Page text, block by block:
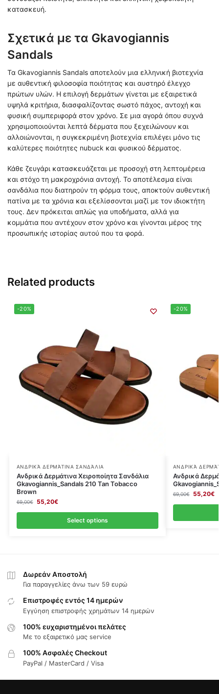
κατασκευή.
Σχετικά με τα Gkavogiannis
Sandals
Τα Gkavogiannis Sandals αποτελούν μια ελληνική βιοτεχνία
με αυθεντική φιλοσοφία ποιότητας και αυστηρό έλεγχο
πρώτων υλών. Η επιλογή δερμάτων γίνεται με εξαιρετικά
υψηλά κριτήρια, διασφαλίζοντας σωστό πάχος, αντοχή και
φυσική συμπεριφορά στον χρόνο. Σε μια αγορά όπου συχνά
χρησιμοποιούνται λεπτά δέρματα που ξεχειλώνουν και
αλλοιώνονται, η συγκεκριμένη βιοτεχνία επιλέγει μόνο τις
καλύτερες ποιότητες nubuck και φυσικού δέρματος.
Κάθε ζευγάρι κατασκευάζεται με προσοχή στη λεπτομέρεια
και στόχο τη μακροχρόνια αντοχή. Το αποτέλεσμα είναι
σανδάλια που διατηρούν τη φόρμα τους, αποκτούν αυθεντική
πατίνα με τα χρόνια και εξελίσσονται μαζί με τον ιδιοκτήτη
τους. Δεν πρόκειται απλώς για υποδήματα, αλλά για
κομμάτια που αντέχουν στον χρόνο και γίνονται μέρος της
προσωπικής ιστορίας αυτού που τα φορά.
Related products
-20%
ΑΝΔΡΙΚΆ ΔΕΡΜΆΤΙΝΑ ΣΑΝΔΆΛΙΑ
Ανδρικά Δερμάτινα Χειροποίητα Σανδάλια
Gkavogiannis_Sandals 210 Tan Tobacco
Brown
69,00€ 55,20€
Select options
-20%
ΑΝΔΡΙΚΆ
Ανδρικά
69,00€ 55,20€
Δωρεάν Αποστολή
Για παραγγελίες άνω των 59 ευρώ
Επιστροφές εντός 14 ημερών
Εγγύηση επιστροφής χρημάτων 14 ημερών
100% ευχαριστημένοι πελάτες
Με το εξαιρετικό μας service
100% Ασφαλές Checkout
PayPal / MasterCard / Visa